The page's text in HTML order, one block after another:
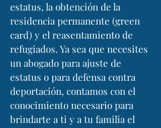
estatus, la obtención de la
residencia permanente (green
card) y el reasentamiento de
refugiados. Ya sea que necesites
un abogado para ajuste de
estatus o para defensa contra
deportación, contamos con el
conocimiento necesario para
brindarte a ti y a tu familia el